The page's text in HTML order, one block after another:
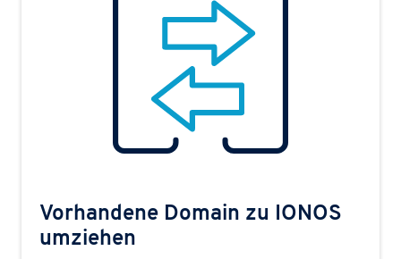
Vorhandene Domain zu IONOS
umziehen